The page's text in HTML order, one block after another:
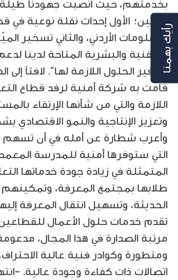
بخدمتهم، حيث انصبت جهودنا طيلة
جانبين؛ الأول إحداث نقلة نوعية في
المعلومات الأردني، والثاني تسخير
والتقنية والبشرية المتاحة لدينا
وتوفير الحلول اللازمة لها”. لافتاً إلى
قامت به شركة أمنية لرفد قطاع
اللازمة والتي من شأنها الإرتقاء
وتعزيز الإنتاجية والنمو
وأعرب شطارة عن أمله في أن تسهم
التي ستوفرها أمنية للمدرسة
المتمثلة في زيادة جودة خدماتها
طلابها بمجتمع المعرفة، وتمكينهم
الحديثة، وتسهيل انتقال المعرفة
تقدم خدمات حلول الأعمال
مرتبة الصدارة في هذا المجال،
ومتطورة وكوادر فنية عالية
اتصالات ذات كفاءة وجودة عالية. -
رأيك بهمنا